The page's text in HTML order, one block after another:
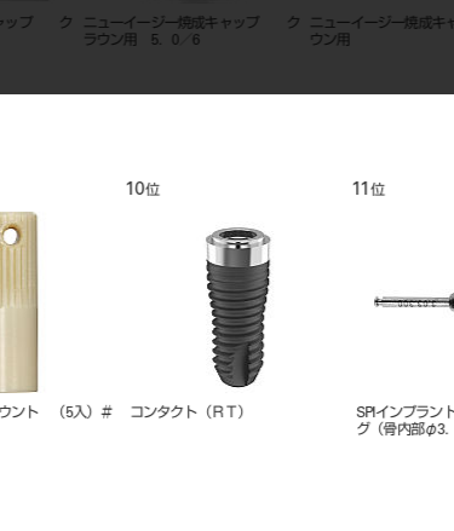
ニューイージー焼成キャップ ク
ラウン用 5．0／6
ニューイージー焼成キャップ クラ
コンタクト（ＲＴ）
SPIインプラント除去用ドリルロン
グ（骨内部φ3．5mm）